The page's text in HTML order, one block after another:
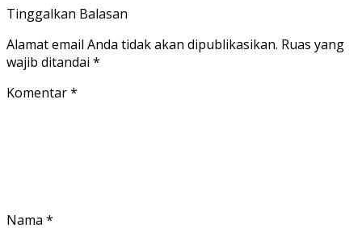
Tinggalkan Balasan
Alamat email Anda tidak akan dipublikasikan. Ruas yang
wajib ditandai *
Komentar*
Nama *